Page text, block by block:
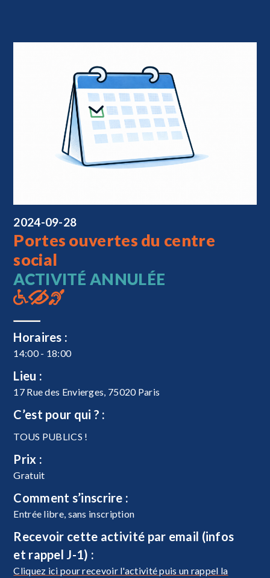
2024-09-28
Portes ouvertes du centre
social
ACTIVITÉ ANNULÉE
Horaires :
14:00 - 18:00
Lieu :
17 Rue des Envierges, 75020 Paris
C’est pour qui ? :
TOUS PUBLICS !
Prix :
Gratuit
Comment s’inscrire :
Entrée libre, sans inscription
Recevoir cette activité par email (infos
et rappel J-1) :
Cliquez ici pour recevoir l'activité puis un rappel la